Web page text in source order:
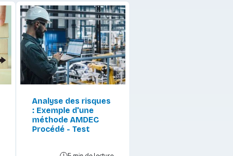
Analyse des risques
: Exemple d'une
méthode AMDEC
Procédé - Test